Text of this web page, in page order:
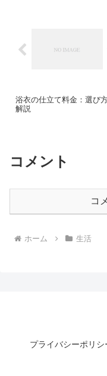
浴衣の仕立て料金：選び
解説
コメント
コ
ホーム 生活
プライバシーポリシ